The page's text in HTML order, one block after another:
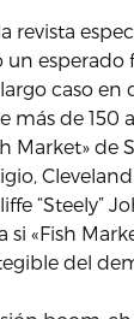
revista
esperado
caso en
más de 150
Market» de
Cleveland
“Steely”
«Fish
del